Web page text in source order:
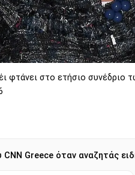
φτάνει στο ετήσιο συνέδριο
Greece όταν αναζητάς